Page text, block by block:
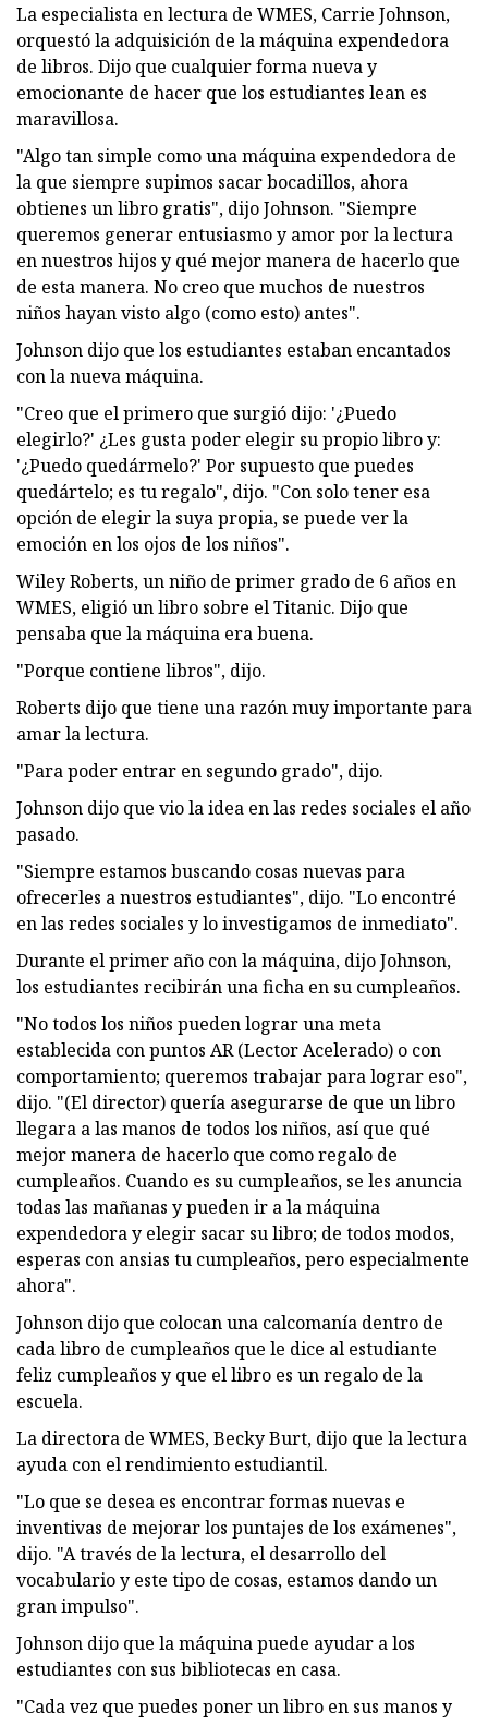
La especialista en lectura de WMES, Carrie Johnson,
orquestó la adquisición de la máquina expendedora
de libros. Dijo que cualquier forma nueva y
emocionante de hacer que los estudiantes lean es
maravillosa.
"Algo tan simple como una máquina expendedora de
la que siempre supimos sacar bocadillos, ahora
obtienes un libro gratis", dijo Johnson. "Siempre
queremos generar entusiasmo y amor por la lectura
en nuestros hijos y qué mejor manera de hacerlo que
de esta manera. No creo que muchos de nuestros
niños hayan visto algo (como esto) antes".
Johnson dijo que los estudiantes estaban encantados
con la nueva máquina.
"Creo que el primero que surgió dijo: '¿Puedo
elegirlo?' ¿Les gusta poder elegir su propio libro y:
'¿Puedo quedármelo?' Por supuesto que puedes
quedártelo; es tu regalo", dijo. "Con solo tener esa
opción de elegir la suya propia, se puede ver la
emoción en los ojos de los niños".
Wiley Roberts, un niño de primer grado de 6 años en
WMES, eligió un libro sobre el Titanic. Dijo que
pensaba que la máquina era buena.
"Porque contiene libros", dijo.
Roberts dijo que tiene una razón muy importante para
amar la lectura.
"Para poder entrar en segundo grado", dijo.
Johnson dijo que vio la idea en las redes sociales el año
pasado.
"Siempre estamos buscando cosas nuevas para
ofrecerles a nuestros estudiantes", dijo. "Lo encontré
en las redes sociales y lo investigamos de inmediato".
Durante el primer año con la máquina, dijo Johnson,
los estudiantes recibirán una ficha en su cumpleaños.
"No todos los niños pueden lograr una meta
establecida con puntos AR (Lector Acelerado) o con
comportamiento; queremos trabajar para lograr eso",
dijo. "(El director) quería asegurarse de que un libro
llegara a las manos de todos los niños, así que qué
mejor manera de hacerlo que como regalo de
cumpleaños. Cuando es su cumpleaños, se les anuncia
todas las mañanas y pueden ir a la máquina
expendedora y elegir sacar su libro; de todos modos,
esperas con ansias tu cumpleaños, pero especialmente
ahora".
Johnson dijo que colocan una calcomanía dentro de
cada libro de cumpleaños que le dice al estudiante
feliz cumpleaños y que el libro es un regalo de la
escuela.
La directora de WMES, Becky Burt, dijo que la lectura
ayuda con el rendimiento estudiantil.
"Lo que se desea es encontrar formas nuevas e
inventivas de mejorar los puntajes de los exámenes",
dijo. "A través de la lectura, el desarrollo del
vocabulario y este tipo de cosas, estamos dando un
gran impulso".
Johnson dijo que la máquina puede ayudar a los
estudiantes con sus bibliotecas en casa.
"Cada vez que puedes poner un libro en sus manos y